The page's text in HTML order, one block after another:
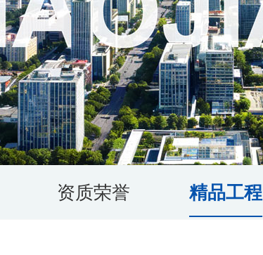
资质荣誉 精品工程